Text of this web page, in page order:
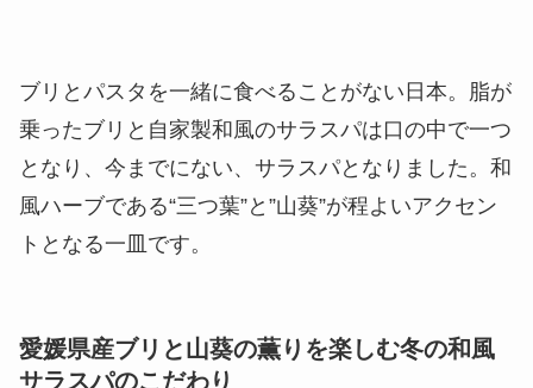
ブリとパスタを一緒に食べることがない日本。脂が
乗ったブリと自家製和風のサラスパは口の中で一つ
となり、今までにない、サラスパとなりました。和
風ハーブである“三つ葉”と”山葵”が程よいアクセン
トとなる一皿です。
愛媛県産ブリと山葵の薫りを楽しむ冬の和風
サラスパのこだわり